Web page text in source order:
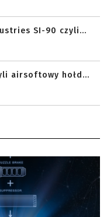
SI-90 czyli...
airsoftowy hołd...